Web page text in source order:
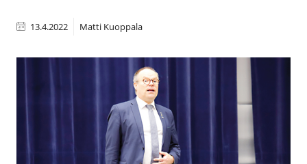
13.4.2022 Matti Kuoppala